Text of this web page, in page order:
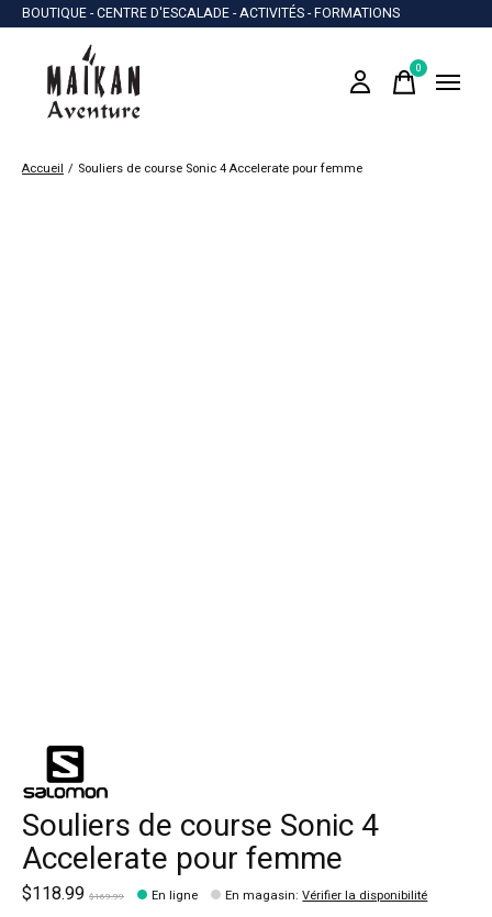
BOUTIQUE - CENTRE D'ESCALADE - ACTIVITÉS - FORMATIONS
0items
Accueil / Souliers de course Sonic 4 Accelerate pour femme
Souliers de course Sonic 4
Accelerate pour femme
$118.99 $169.99 En ligne En magasin:Vérifier la disponibilité